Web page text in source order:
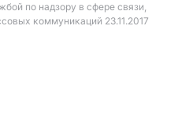
по надзору в сфере связи,
коммуникаций 23.11.2017